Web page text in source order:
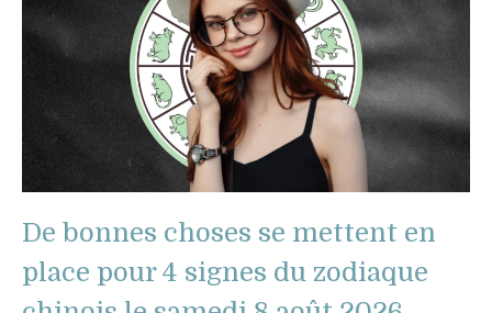
De bonnes choses se mettent en
place pour 4 signes du zodiaque